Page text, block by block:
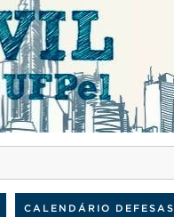
CALENDÁRIO DEFESAS